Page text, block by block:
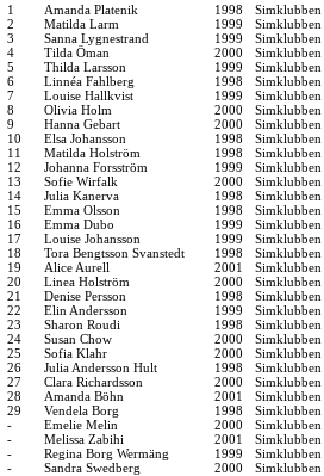
1 Amanda Platenik 1998
2
Matilda Larm 1999
Simklubben
3
Sanna Lygnestrand 1999
Simklubben
4
Tilda Öman 2000
5
Thilda Larsson 1999
6
Linnéa Fahlberg 1998
7
Louise Hallkvist 1999
Simklubben
8
Olivia Holm 2000
Simklubben
9
Hanna Gebart 2000
Simklubben
10
Elsa Johansson 1998
Simklubben
11
Matilda Holström 1998
12
Johanna Forsström 1999
13
Sofie Wirfalk 2000
14
Julia Kanerva 1998
Simklubben
15
Emma Olsson 1998
16
Emma Dubo 1999
17
Louise Johansson 1999
18
Tora Bengtsson Svanstedt 1998
19
Alice Aurell 2001
Simklubben
20
Linea Holström 2000
21
Denise Persson 1998
Simklubben
22
Elin Andersson 1999
Simklubben
23
Sharon Roudi 1998
24
Susan Chow 2000
25
Sofia Klahr 2000
26
Julia Andersson Hult 1998
Simklubben
27
Clara Richardsson 2000
Simklubben
28
Amanda Böhn 2001
Simklubben
29
Vendela Borg 1998
Simklubben
-
Emelie Melin 2000
-
Melissa Zabihi 2001
Simklubben
-
Regina Borg Wermäng 1999
Simklubben
-
Sandra Swedberg 2000